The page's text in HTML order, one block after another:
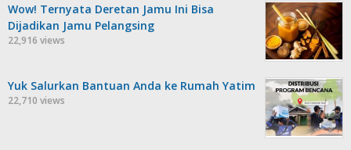
Wow! Ternyata Deretan Jamu Ini Bisa
Dijadikan Jamu Pelangsing
22,916 views
Yuk Salurkan Bantuan Anda ke Rumah Yatim
22,710 views